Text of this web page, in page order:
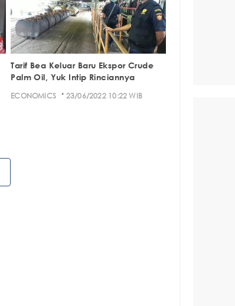
Tarif Bea Keluar Baru Ekspor Crude
Palm Oil, Yuk Intip Rinciannya
ECONOMICS · 23/06/2022 10:22 WIB